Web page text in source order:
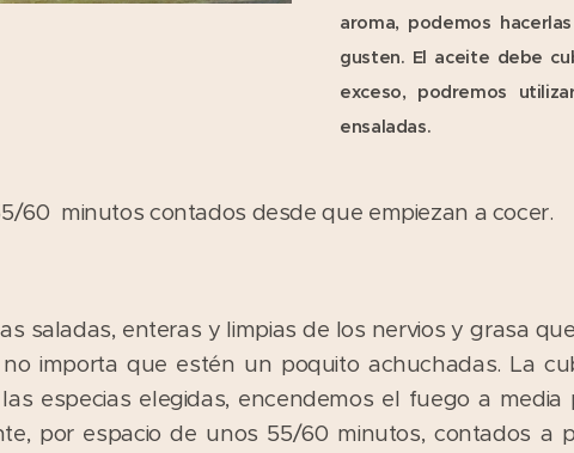
aroma, podemos
gusten. El aceite debe
exceso, podremos
ensaladas.
60 minutos contados desde que empiezan a cocer.
saladas, enteras y limpias de los nervios y grasa
importa que estén un poquito achuchadas. La
especias elegidas, encendemos el fuego a
por espacio de unos 55/60 minutos, contados a